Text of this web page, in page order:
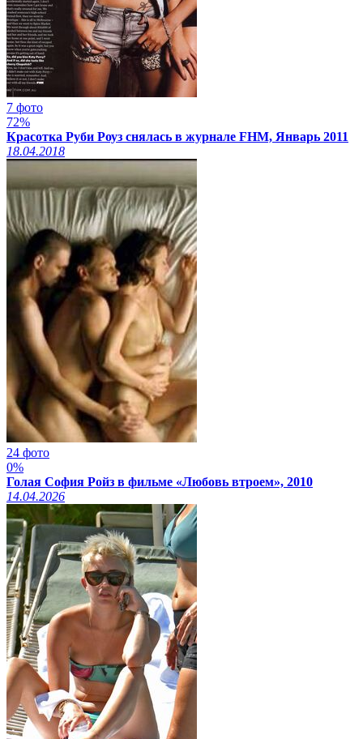
7 фото
72%
Красотка Руби Роуз снялась в журнале FHM, Январь 2011
18.04.2018
24 фото
0%
Голая София Ройз в фильме «Любовь втроем», 2010
14.04.2026